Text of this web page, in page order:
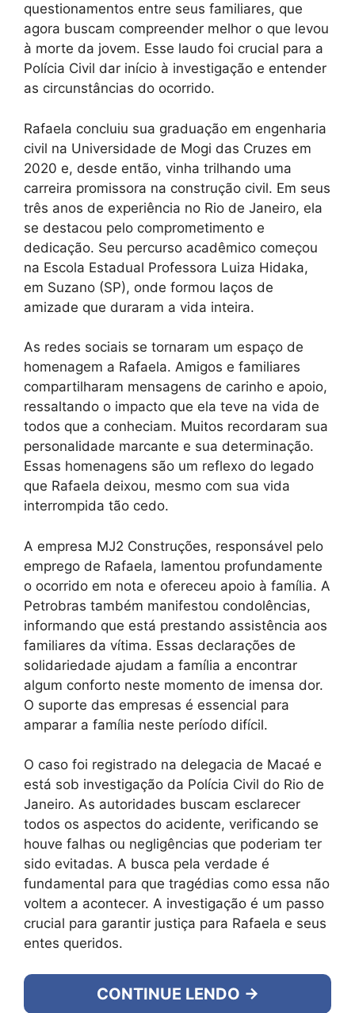
questionamentos entre seus familiares, que
agora buscam compreender melhor o que levou
à morte da jovem. Esse laudo foi crucial para a
Polícia Civil dar início à investigação e entender
as circunstâncias do ocorrido.
Rafaela concluiu sua graduação em engenharia
civil na Universidade de Mogi das Cruzes em
2020 e, desde então, vinha trilhando uma
carreira promissora na construção civil. Em seus
três anos de experiência no Rio de Janeiro, ela
se destacou pelo comprometimento e
dedicação. Seu percurso acadêmico começou
na Escola Estadual Professora Luiza Hidaka,
em Suzano (SP), onde formou laços de
amizade que duraram a vida inteira.
As redes sociais se tornaram um espaço de
homenagem a Rafaela. Amigos e familiares
compartilharam mensagens de carinho e apoio,
ressaltando o impacto que ela teve na vida de
todos que a conheciam. Muitos recordaram sua
personalidade marcante e sua determinação.
Essas homenagens são um reflexo do legado
que Rafaela deixou, mesmo com sua vida
interrompida tão cedo.
A empresa MJ2 Construções, responsável pelo
emprego de Rafaela, lamentou profundamente
o ocorrido em nota e ofereceu apoio à família. A
Petrobras também manifestou condolências,
informando que está prestando assistência aos
familiares da vítima. Essas declarações de
solidariedade ajudam a família a encontrar
algum conforto neste momento de imensa dor.
O suporte das empresas é essencial para
amparar a família neste período difícil.
O caso foi registrado na delegacia de Macaé e
está sob investigação da Polícia Civil do Rio de
Janeiro. As autoridades buscam esclarecer
todos os aspectos do acidente, verificando se
houve falhas ou negligências que poderiam ter
sido evitadas. A busca pela verdade é
fundamental para que tragédias como essa não
voltem a acontecer. A investigação é um passo
crucial para garantir justiça para Rafaela e seus
entes queridos.
CONTINUE LENDO →